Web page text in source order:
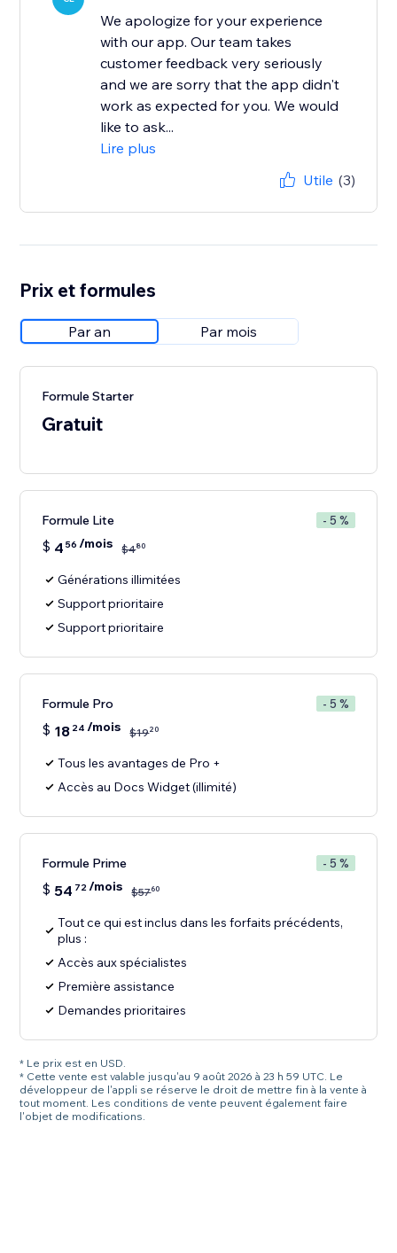
We apologize for your experience
with our app. Our team takes
customer feedback very seriously
and we are sorry that the app didn't
work as expected for you. We would
like to ask...
Lire plus
Utile (3)
Prix et formules
Par an Par mois
Formule Starter
Gratuit
Formule Lite - 5 %
$ 4 56 /mois $480
Générations illimitées
Support prioritaire
Support prioritaire
Formule Pro - 5 %
$ 18 24 /mois $1920
Tous les avantages de Pro +
Accès au Docs Widget (illimité)
Formule Prime - 5 %
$ 54 72/mois $5760
Tout ce qui est inclus dans les forfaits précédents,
plus :
Accès aux spécialistes
Première assistance
Demandes prioritaires
* Le prix est en USD.
* Cette vente est valable jusqu'au 9 août 2026 à 23 h 59 UTC. Le
développeur de l'appli se réserve le droit de mettre fin à la vente à
tout moment. Les conditions de vente peuvent également faire
l'objet de modifications.